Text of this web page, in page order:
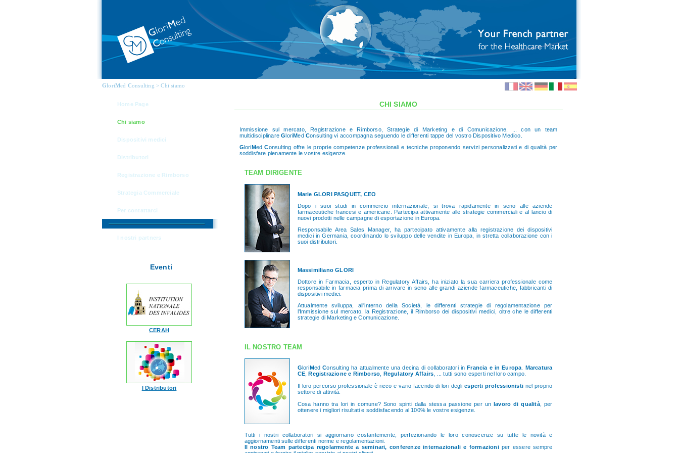
GloriMed Consulting > Chi siamo
Home Page
Chi siamo
Dispositivi medici
Distributori
Registrazione e Rimborso
Strategia Commerciale
Per contattarci
I nostri partners
Eventi
CERAH
I Distributori
CHI SIAMO
Immissione sul mercato, Registrazione e Rimborso, Strategie di Marketing e di Comunicazione, ... con un team
multidisciplinareGloriMed Consulting vi accompagna seguendo le differenti tappe del vostro Dispositivo Medico.
GloriMedConsulting offre le proprie competenze professionali e tecniche proponendo servizi personalizzati e di qualità per
soddisfare pienamente le vostre esigenze.
TEAM DIRIGENTE
Marie GLORI PASQUET, CEO
Dopo i suoi studi in commercio internazionale, si trova rapidamente in seno alle aziende
farmaceutiche francesi e americane. Partecipa attivamente alle strategie commerciali e al lancio di
nuovi prodotti nelle campagne di esportazione in Europa.
Responsabile Area Sales Manager, ha partecipato attivamente alla registrazione dei dispositivi
medici in Germania, coordinando lo sviluppo delle vendite in Europa, in stretta collaborazione con i
suoi distributori.
Massimiliano GLORI
Dottore in Farmacia, esperto in Regulatory Affairs, ha iniziato la sua carriera professionale come
responsabile in farmacia prima di arrivare in seno alle grandi aziende farmaceutiche, fabbricanti di
dispositivi medici.
Attualmente sviluppa, all'interno della Società, le differenti strategie di regolamentazione per
l’Immissione sul mercato, la Registrazione, il Rimborso dei dispositivi medici, oltre che le differenti
strategie di Marketing e Comunicazione.
IL NOSTRO TEAM
GloriMedConsulting ha attualmente una decina di collaboratori inFrancia e in Europa
Marcatura
CE,Registrazione e Rimborso Regulatory Affairs , ... tutti sono esperti nel loro campo.
Il loro percorso professionale è ricco e vario facendo di lori degliesperti professionisti nel proprio
settore di attività.
Cosa hanno tra lori in comune? Sono spinti dalla stessa passione per un lavoro di qualità, per
ottenere i migliori risultati e soddisfacendo al 100% le vostre esigenze.
Tutti i nostri collaboratori si aggiornano costantemente, perfezionando le loro conoscenze su tutte le novità e
aggiornamenti sulle differenti norme e regolamentazioni.
Il nostro Team partecipa regolarmente a seminari, conferenze internazionali e formazioniper essere sempre